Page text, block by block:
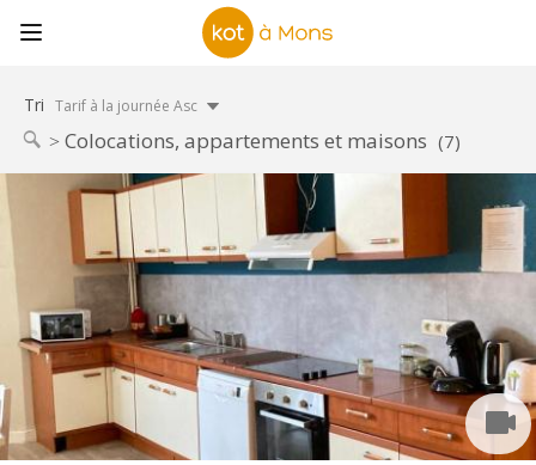
Tri Tarif à la journée Asc
Colocations, appartements et maisons (7)
Infos Pratiques
Charges:
80 €
Durée:
11 mois
Domiciliation:
Aménagement
Salle de bain:
Commune
Cuisine:
Commune
Superficie:
115 m
Pièces privées:
1